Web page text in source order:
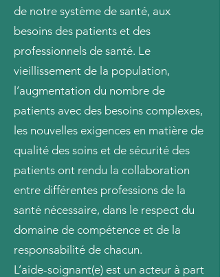
de notre système de santé, aux
besoins des patients et des
professionnels de santé. Le
vieillissement de la population,
l’augmentation du nombre de
patients avec des besoins complexes,
les nouvelles exigences en matière de
qualité des soins et de sécurité des
patients ont rendu la collaboration
entre différentes professions de la
santé nécessaire, dans le respect du
domaine de compétence et de la
responsabilité de chacun.
L’aide-soignant(e) est un acteur à part